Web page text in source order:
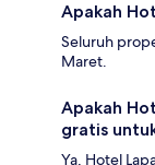
Apakah
Seluruh
Maret.
Apakah
gratis
Ya, Hotel